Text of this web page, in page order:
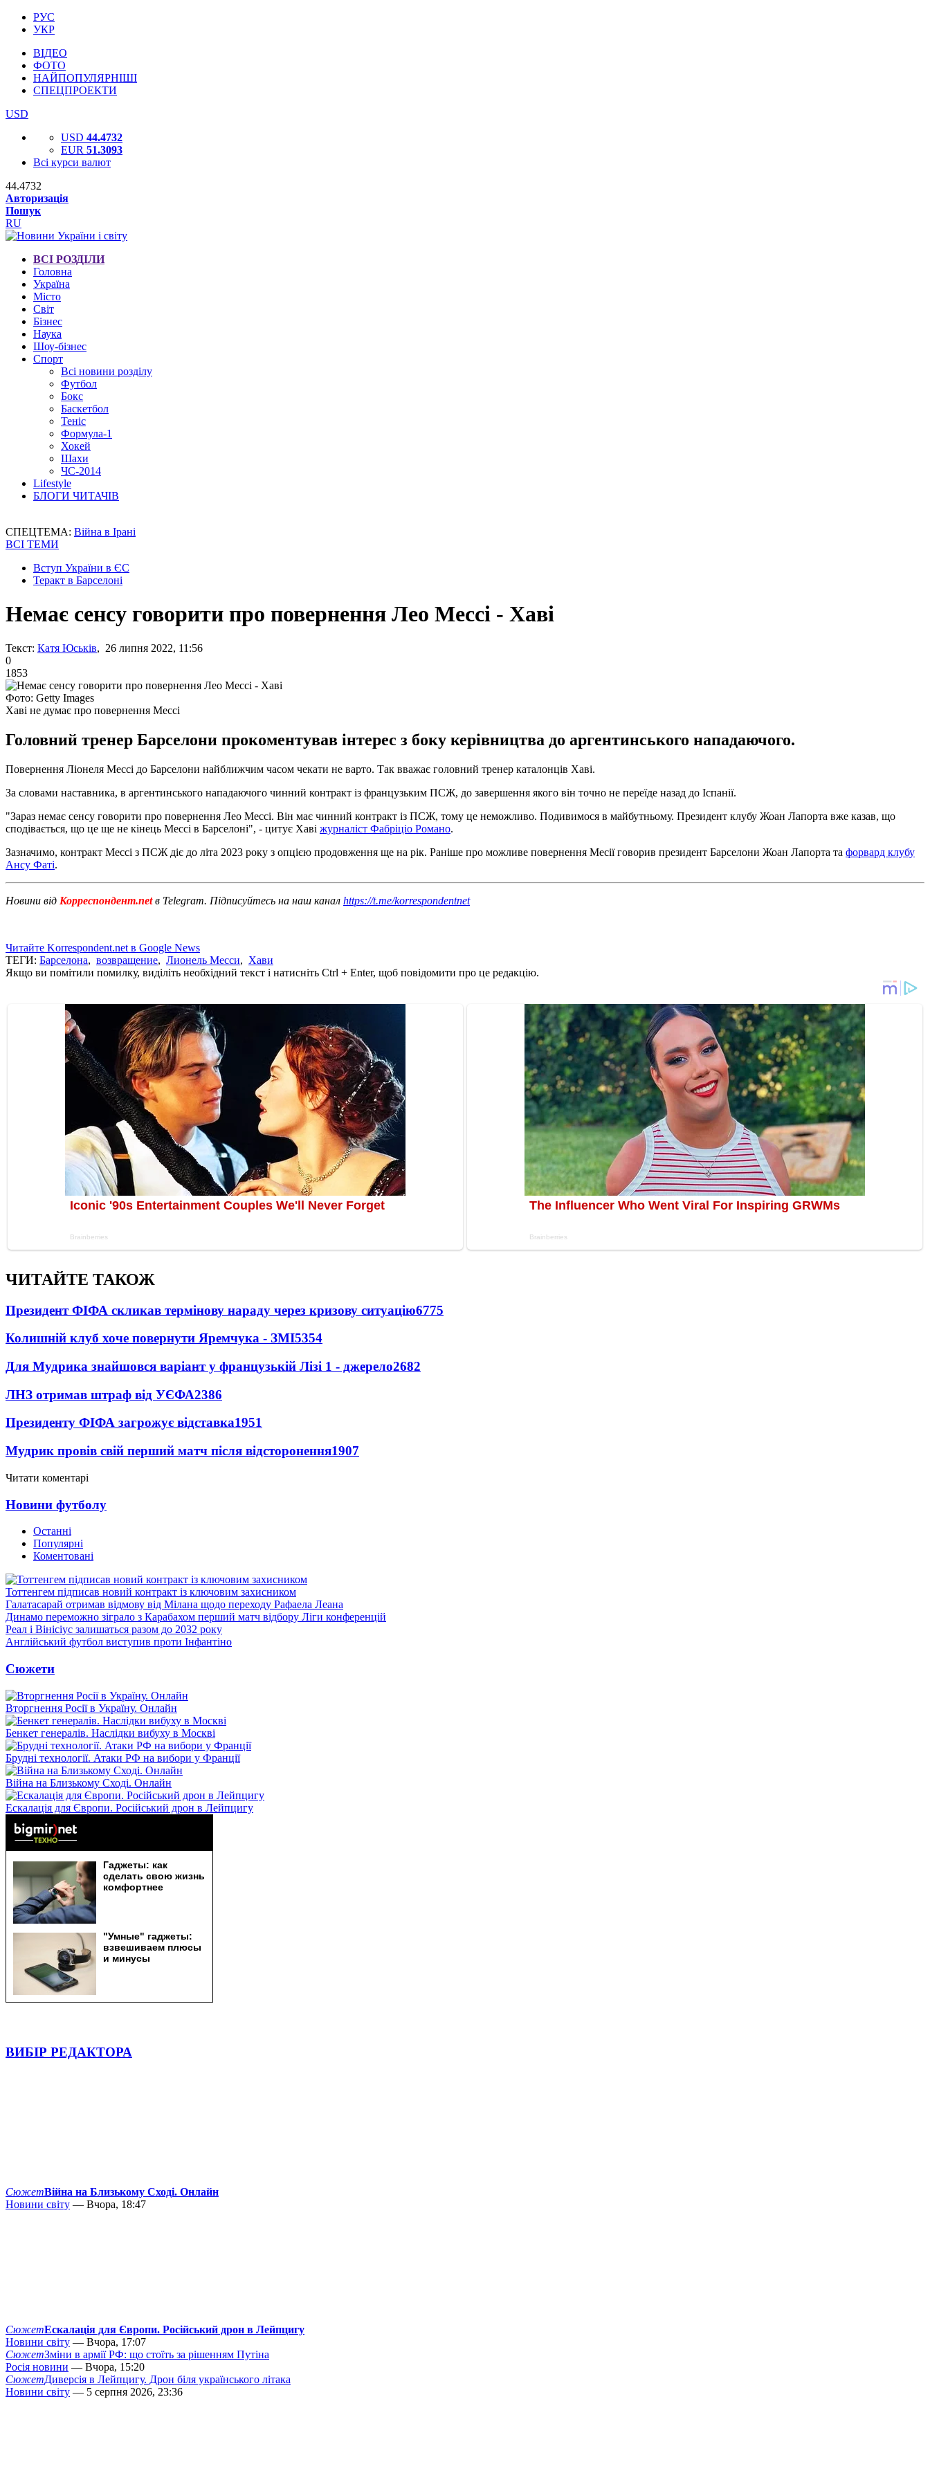
РУС
УКР
ВІДЕО
ФОТО
НАЙПОПУЛЯРНІШІ
СПЕЦПРОЕКТИ
USD
USD 44.4732
EUR 51.3093
Всі курси валют
44.4732
Авторизація
Пошук
RU
ВСІ РОЗДІЛИ
Головна
Україна
Місто
Світ
Бізнес
Наука
Шоу-бізнес
Спорт
Всі новини розділу
Футбол
Бокс
Баскетбол
Теніс
Формула-1
Хокей
Шахи
ЧС-2014
Lifestyle
БЛОГИ ЧИТАЧІВ
СПЕЦТЕМА: Війна в Ірані
ВСІ ТЕМИ
Вступ України в ЄС
Теракт в Барселоні
Немає сенсу говорити про повернення Лео Мессі - Хаві
Текст: Катя Юськів, 26 липня 2022, 11:56
0
1853
Фото: Getty Images
Хаві не думає про повернення Мессі
Головний тренер Барселони прокоментував інтерес з боку керівництва до аргентинського нападаючого.
Повернення Ліонеля Мессі до Барселони найближчим часом чекати не варто. Так вважає головний тренер каталонців Хаві.
За словами наставника, в аргентинського нападаючого чинний контракт із французьким ПСЖ, до завершення якого він точно не переїде назад до Іспанії.
"Зараз немає сенсу говорити про повернення Лео Мессі. Він має чинний контракт із ПСЖ, тому це неможливо. Подивимося в майбутньому. Президент клубу Жоан Лапорта вже казав, що
сподівається, що це ще не кінець Мессі в Барселоні", - цитує Хаві журналіст Фабріціо Романо.
Зазначимо, контракт Мессі з ПСЖ діє до літа 2023 року з опцією продовження ще на рік. Раніше про можливе повернення Месії говорив президент Барселони Жоан Лапорта та форвард клубу
Ансу Фаті.
Новини від Корреспондент.netв Telegram. Підписуйтесь на наш канал https://t.me/korrespondentnet
Читайте Korrespondent.net в Google News
ТЕГИ: Барселона, возвращение, Лионель Месси, Хави
Якщо ви помітили помилку, виділіть необхідний текст і натисніть Ctrl + Enter, щоб повідомити про це редакцію.
ЧИТАЙТЕ ТАКОЖ
Президент ФІФА скликав термінову нараду через кризову ситуацію6775
Колишній клуб хоче повернути Яремчука - ЗМІ5354
Для Мудрика знайшовся варіант у французькій Лізі 1 - джерело2682
ЛНЗ отримав штраф від УЄФА2386
Президенту ФІФА загрожує відставка1951
Мудрик провів свій перший матч після відсторонення1907
Читати коментарі
Новини футболу
Останні
Популярні
Коментовані
Тоттенгем підписав новий контракт із ключовим захисником
Галатасарай отримав відмову від Мілана щодо переходу Рафаела Леана
Динамо переможно зіграло з Карабахом перший матч відбору Ліги конференцій
Реал і Вінісіус залишаться разом до 2032 року
Англійський футбол виступив проти Інфантіно
Сюжети
Вторгнення Росії в Україну. Онлайн
Бенкет генералів. Наслідки вибуху в Москві
Брудні технології. Атаки РФ на вибори у Франції
Війна на Близькому Сході. Онлайн
Ескалація для Європи. Російський дрон в Лейпцигу
ВИБІР РЕДАКТОРА
СюжетВійна на Близькому Сході. Онлайн
Новини світу — Вчора, 18:47
СюжетЕскалація для Європи. Російський дрон в Лейпцигу
Новини світу — Вчора, 17:07
СюжетЗміни в армії РФ: що стоїть за рішенням Путіна
Росія новини — Вчора, 15:20
СюжетДиверсія в Лейпцигу. Дрон біля українського літака
Новини світу — 5 серпня 2026, 23:36